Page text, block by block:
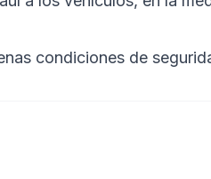
condiciones de